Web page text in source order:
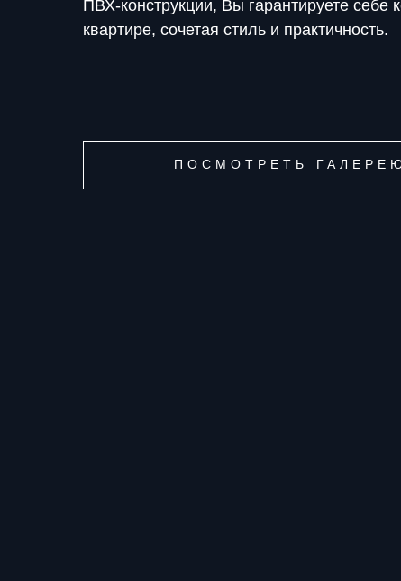
ПВХ-конструкции, Вы гарантируете себе
квартире, сочетая стиль и практичность.
ПОСМОТРЕТЬ